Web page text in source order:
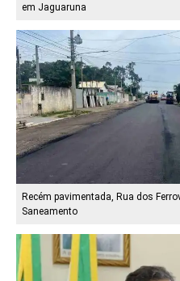
em Jaguaruna
Recém pavimentada, Rua dos
Saneamento